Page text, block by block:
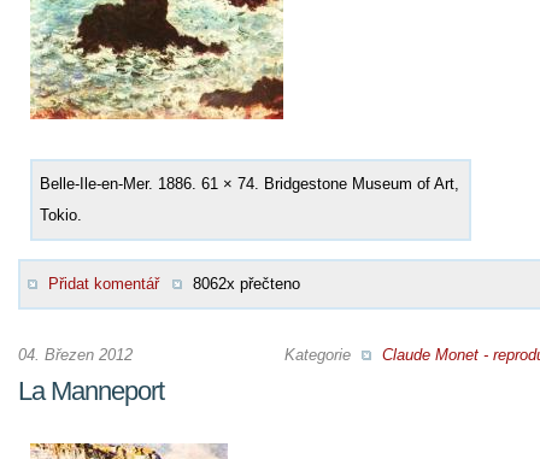
Belle-Ile-en-Mer. 1886. 61 × 74. Bridgestone Museum of Art,
Tokio.
Přidat komentář 8062x přečteno
Kategorie Claude Monet -
04. Březen 2012
La Manneport